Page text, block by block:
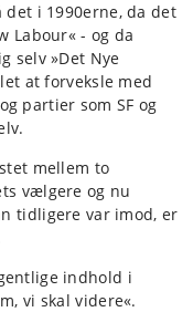
i 1990erne, da det
Labour« - og da
selv »Det Nye
at forveksle med
partier som SF og
mellem to
vælgere og nu
tidligere var imod, er
indhold i
vi skal videre«.